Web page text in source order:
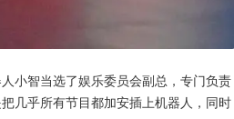
小智当选了娱乐委员会副总，专门负责
几乎所有节目都加安插上机器人，同时